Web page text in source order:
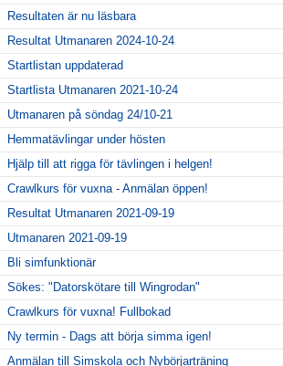
Resultaten är nu läsbara
Resultat Utmanaren 2024-10-24
Startlistan uppdaterad
Startlista Utmanaren 2021-10-24
Utmanaren på söndag 24/10-21
Hemmatävlingar under hösten
Hjälp till att rigga för tävlingen i helgen!
Crawlkurs för vuxna - Anmälan öppen!
Resultat Utmanaren 2021-09-19
Utmanaren 2021-09-19
Bli simfunktionär
Sökes: "Datorskötare till Wingrodan"
Crawlkurs för vuxna! Fullbokad
Ny termin - Dags att börja simma igen!
Anmälan till Simskola och Nybörjarträning